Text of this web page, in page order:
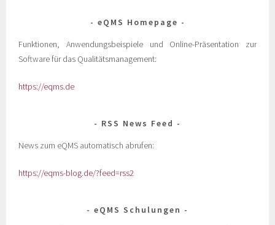
eQMS Homepage
Funktionen, Anwendungsbeispiele und Online-Präsentation zur
Software für das Qualitätsmanagement:
https://eqms.de
RSS News Feed
News zum eQMS automatisch abrufen:
https://eqms-blog.de/?feed=rss2
eQMS Schulungen